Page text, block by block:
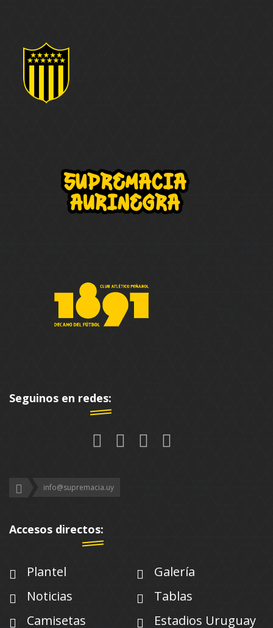
Seguinos en redes:
info@supremacia.uy
Accesos directos:
Plantel
Galería
Noticias
Tablas
Camisetas
Estadios Uruguay